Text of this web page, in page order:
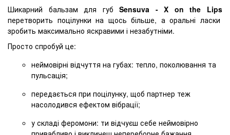
Шикарний бальзам для губSensuva - X on the Lips
перетворить поцілунки на щось більше, а оральні ласки
зробить максимально яскравими і незабутніми.
Просто спробуй це:
неймовірні відчуття на губах: тепло, поколювання та
пульсація;
передається при поцілунку, щоб партнер теж
насолодився ефектом вібрації;
у складі феромони: ти відчуєш себе неймовірно